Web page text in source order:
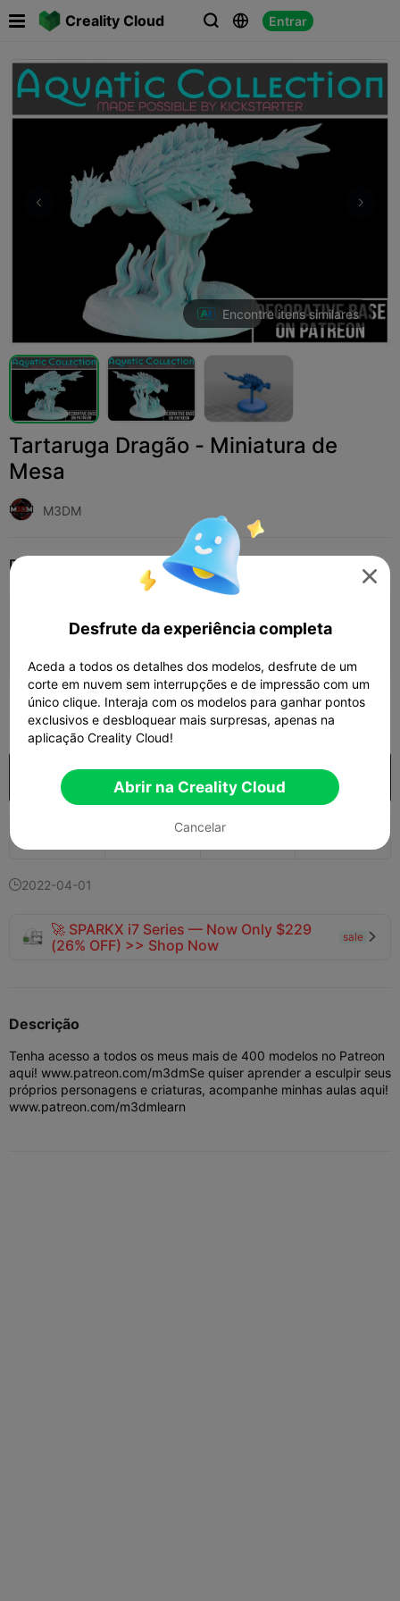
Creality Cloud   Entrar
Encontre itens similares
Tartaruga Dragão - Miniatura de
Mesa
M3DM
Print Settings Adicionar Miniaturas
 Adicionar configuração de impressão
100 
Comprar
2022-04-01
🚀 SPARKX i7 Series — Now Only $229
(26% OFF) >> Shop Now
sale 
Descrição
Tenha acesso a todos os meus mais de 400 modelos no Patreon
aqui! www.patreon.com/m3dmSe quiser aprender a esculpir seus
próprios personagens e criaturas, acompanhe minhas aulas aqui!
www.patreon.com/m3dmlearn

Desfrute da experiência completa
Aceda a todos os detalhes dos modelos, desfrute de um
corte em nuvem sem interrupções e de impressão com um
único clique. Interaja com os modelos para ganhar pontos
exclusivos e desbloquear mais surpresas, apenas na
aplicação Creality Cloud!
Abrir na Creality Cloud
Cancelar